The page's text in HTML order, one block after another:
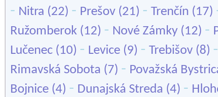
- Nitra (22) - Prešov (21) - Trenčín (17)
Ružomberok (12) - Nové Zámky (12) -
Lučenec (10) - Levice (9) - Trebišov (8)
Rimavská Sobota (7) - Považská
Bojnice (4) - Dunajská Streda (4) -